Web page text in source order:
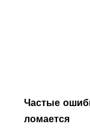
Частые
ломается